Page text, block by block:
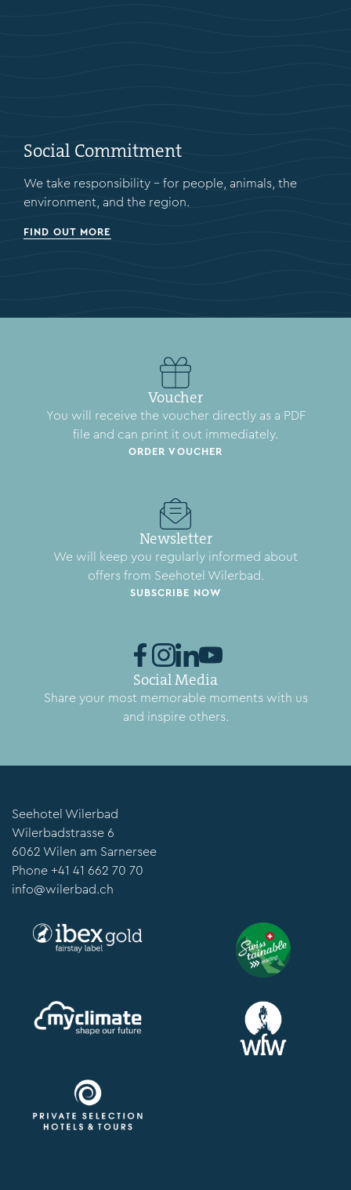
Social Commitment
We take responsibility – for people, animals, the
environment, and the region.
FIND OUT MORE
Voucher
You will receive the voucher directly as a PDF
file and can print it out immediately.
ORDER VOUCHER
Newsletter
We will keep you regularly informed about
offers from Seehotel Wilerbad.
SUBSCRIBE NOW
Social Media
Share your most memorable moments with us
and inspire others.
Seehotel Wilerbad
Wilerbadstrasse 6
6062 Wilen am Sarnersee
Phone +41 41 662 70 70
info@wilerbad.ch